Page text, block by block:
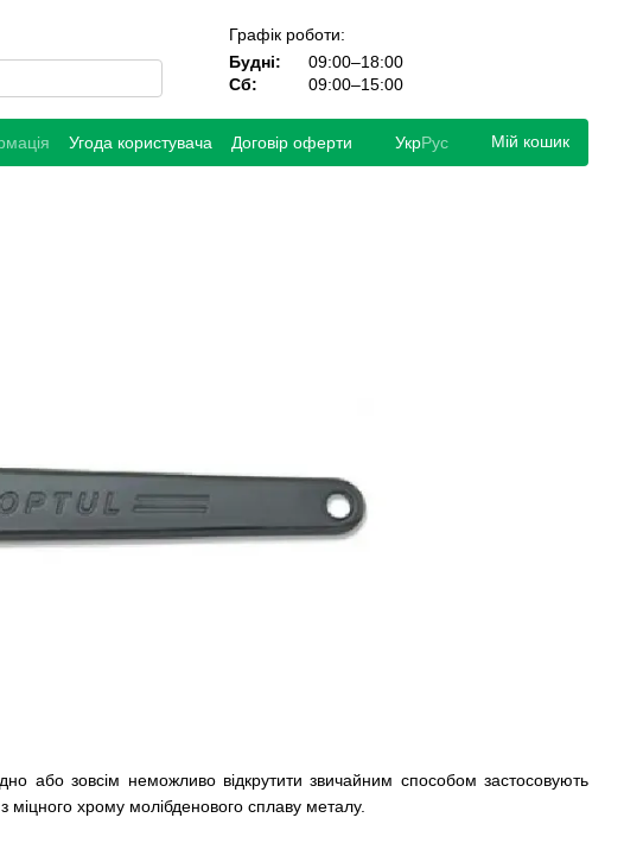
Графік роботи:
Будні:
09:00–18:00
Сб:
09:00–15:00
Угода користувача Договір оферти УкрРус Мій кошик
або зовсім неможливо відкрутити звичайним способом застосовують
з міцного хрому молібденового сплаву металу.